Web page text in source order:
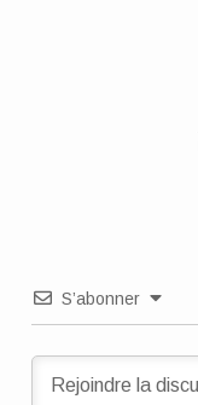
S’abonner